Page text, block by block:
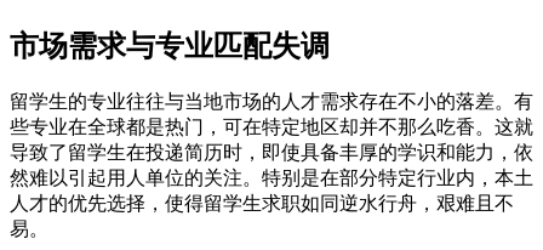
市场需求与专业匹配失调
留学生的专业往往与当地市场的人才需求存在不小的落差。有
些专业在全球都是热门，可在特定地区却并不那么吃香。这就
导致了留学生在投递简历时，即使具备丰厚的学识和能力，依
然难以引起用人单位的关注。特别是在部分特定行业内，本土
人才的优先选择，使得留学生求职如同逆水行舟，艰难且不
易。